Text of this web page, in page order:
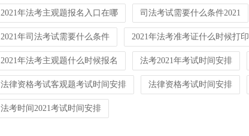
2021年法考主观题报名入口在哪 司法考试需要什么条件2021
2021年司法考试需要什么条件 2021年法考准考证什么时候打印
2021年法考主观题什么时候报名 法考2021年考试时间安排
法律资格考试客观题考试时间安排 法律资格考试时间安排
法考时间2021考试时间安排